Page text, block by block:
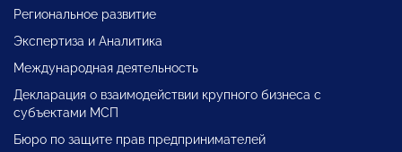
Региональное развитие
Экспертиза и Аналитика
Международная деятельность
Декларация о взаимодействии крупного бизнеса с
субъектами МСП
Бюро по защите прав предпринимателей